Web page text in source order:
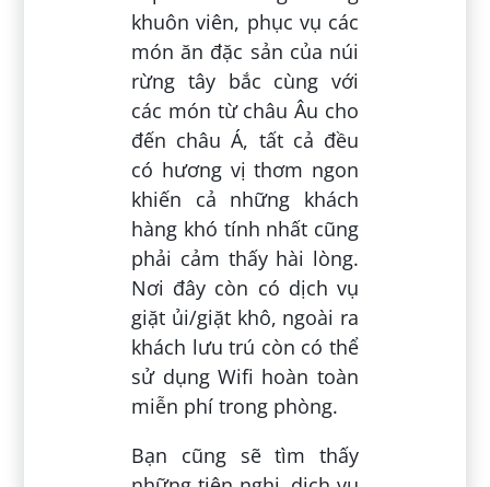
khuôn viên, phục vụ các
món ăn đặc sản của núi
rừng tây bắc cùng với
các món từ châu Âu cho
đến châu Á, tất cả đều
có hương vị thơm ngon
khiến cả những khách
hàng khó tính nhất cũng
phải cảm thấy hài lòng.
Nơi đây còn có dịch vụ
giặt ủi/giặt khô, ngoài ra
khách lưu trú còn có thể
sử dụng Wifi hoàn toàn
miễn phí trong phòng.
Bạn cũng sẽ tìm thấy